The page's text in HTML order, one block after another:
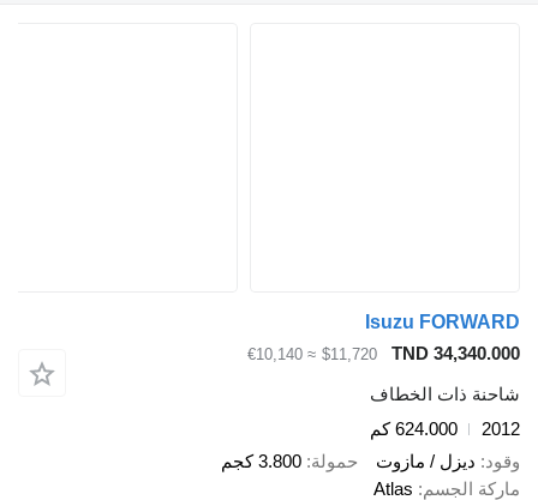
Isuzu FORWARD
TND 34,340.000
$11,720
≈ €10,140
شاحنة ذات الخطاف
2012
624.000 كم
وقود ديزل / مازوت حمولة 3.800 كجم
ماركة الجسم
Atlas